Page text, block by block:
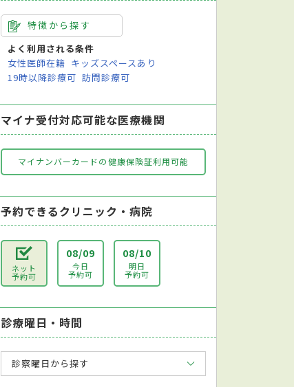
特徴から探す
よく利用される条件
女性医師在籍 キッズスペースあり
19時以降診療可 訪問診療可
マイナ受付対応可能な医療機関
マイナンバーカードの健康保険証利用可能
予約できるクリニック・病院
ネット
予約可
08/09
今日
予約可
08/10
明日
予約可
診療曜日・時間
診察曜日から探す